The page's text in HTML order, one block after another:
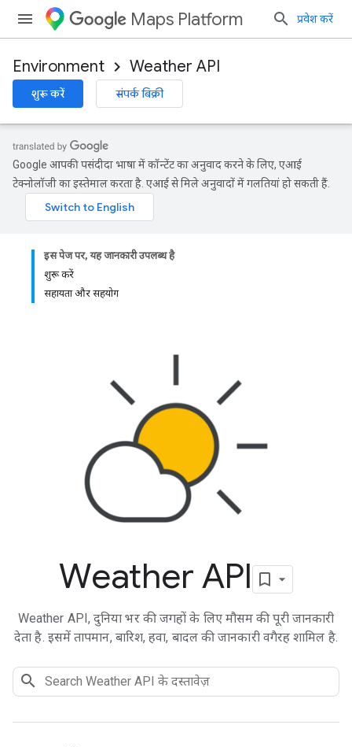
Maps Platform प्रवेश करें
Environment Weather API
शुरू करें संपर्क बिक्री
Google आपकी पसंदीदा भाषा में कॉन्टेंट का अनुवाद करने के लिए, एआई
टेक्नोलॉजी का इस्तेमाल करता है. एआई से मिले अनुवादों में गलतियां हो सकती हैं.
इस पेज पर, यह जानकारी उपलब्ध है
शुरू करें
सहायता और सहयोग
Weather API
Weather API, दुनिया भर की जगहों के लिए मौसम की पूरी जानकारी
देता है. इसमें तापमान, बारिश, हवा, बादल की जानकारी वगैरह शामिल है.